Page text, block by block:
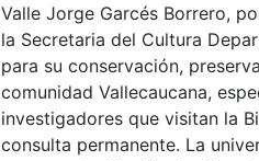
Valle Jorge Garcés Borrero,
la Secretaria del Cultura
para su conservación,
comunidad Vallecaucana,
investigadores que visitan la
consulta permanente. La